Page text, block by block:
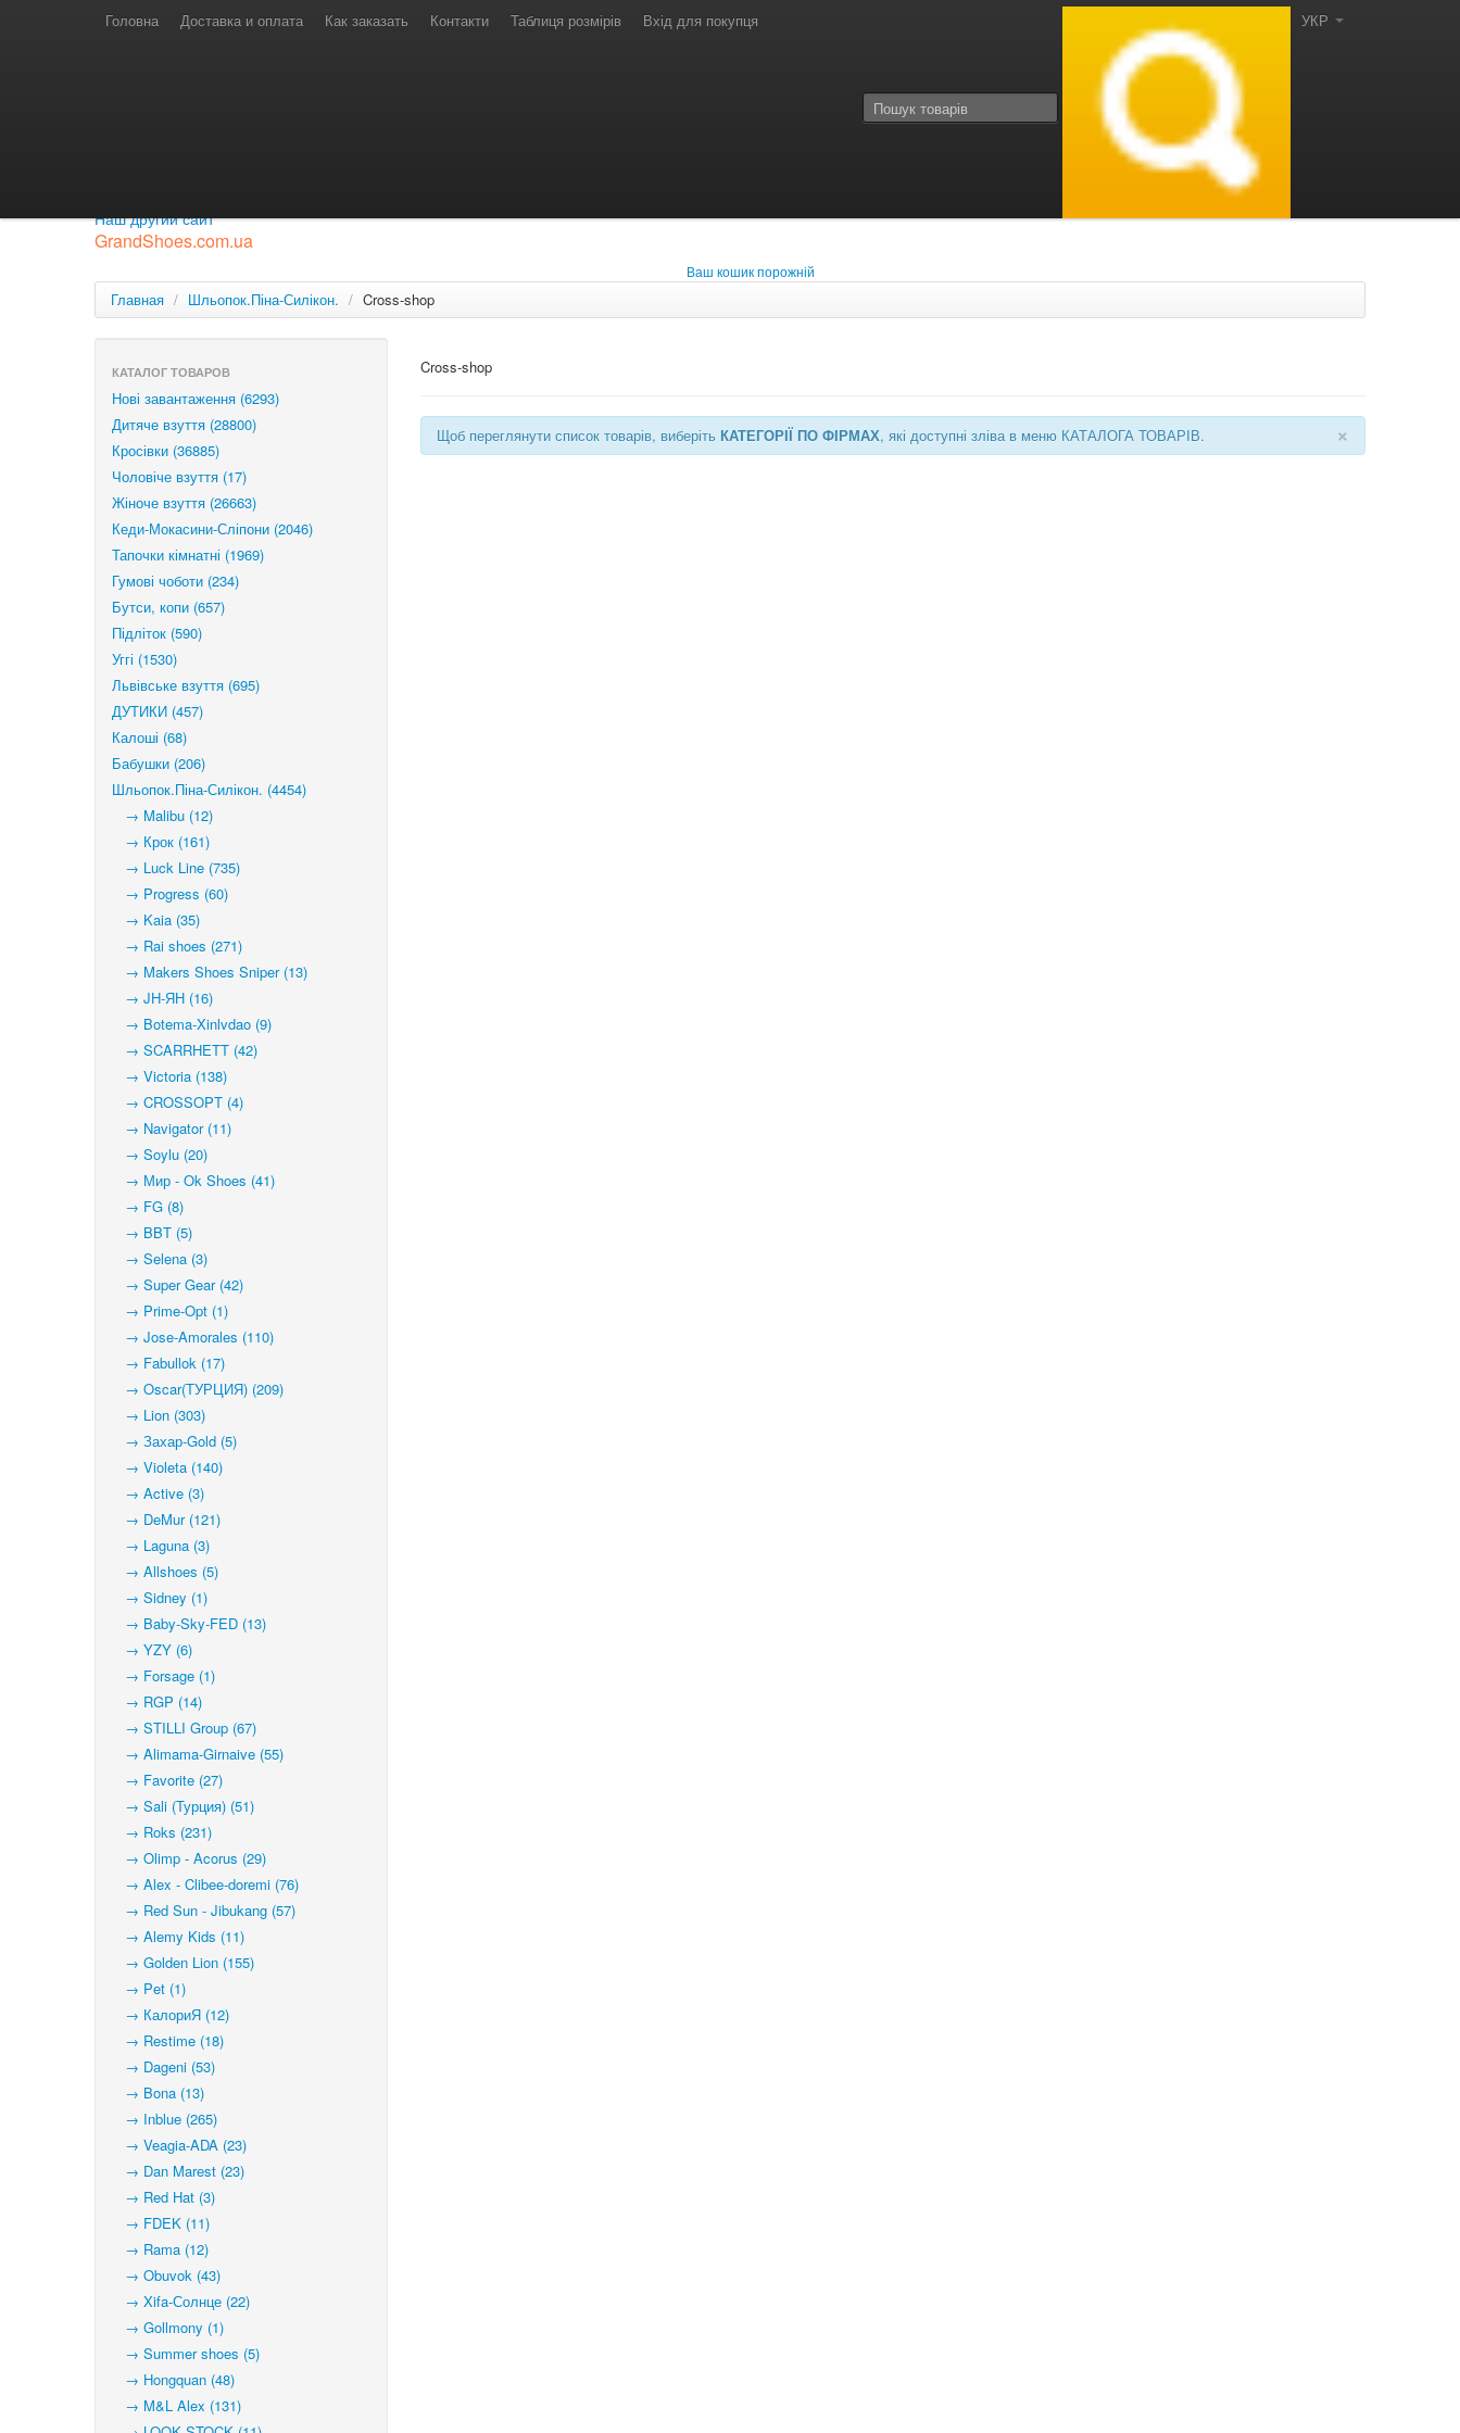
Головна Доставка и оплата Как заказать Контакти Таблиця розмірів Вхід для покупця УКР
Лайф: (063) 527-76-88 МТС: (050) 967-41-33
Наш другий сайт
GrandShoes.com.ua
Ваш кошик порожній
Главная / Шльопок.Піна-Силікон. / Cross-shop
КАТАЛОГ ТОВАРОВ
Нові завантаження (6293)
Дитяче взуття (28800)
Кросівки (36885)
Чоловіче взуття (17)
Жіноче взуття (26663)
Кеди-Мокасини-Сліпони (2046)
Тапочки кімнатні (1969)
Гумові чоботи (234)
Бутси, копи (657)
Підліток (590)
Уггі (1530)
Львівське взуття (695)
ДУТИКИ (457)
Калоші (68)
Бабушки (206)
Шльопок.Піна-Силікон. (4454)
→ Malibu (12)
→ Крок (161)
→ Luck Line (735)
→ Progress (60)
→ Kaia (35)
→ Rai shoes (271)
→ Makers Shoes Sniper (13)
→ JH-ЯН (16)
→ Botema-Xinlvdao (9)
→ SCARRHETT (42)
→ Victoria (138)
→ CROSSOPT (4)
→ Navigator (11)
→ Soylu (20)
→ Мир - Ok Shoes (41)
→ FG (8)
→ BBT (5)
→ Selena (3)
→ Super Gear (42)
→ Prime-Opt (1)
→ Jose-Amorales (110)
→ Fabullok (17)
→ Oscar(ТУРЦИЯ) (209)
→ Lion (303)
→ Захар-Gold (5)
→ Violeta (140)
→ Active (3)
→ DeMur (121)
→ Laguna (3)
→ Allshoes (5)
→ Sidney (1)
→ Baby-Sky-FED (13)
→ YZY (6)
→ Forsage (1)
→ RGP (14)
→ STILLI Group (67)
→ Alimama-Girnaive (55)
→ Favorite (27)
→ Sali (Турция) (51)
→ Roks (231)
→ Olimp - Acorus (29)
→ Alex - Clibee-doremi (76)
→ Red Sun - Jibukang (57)
→ Alemy Kids (11)
→ Golden Lion (155)
→ Pet (1)
→ КалориЯ (12)
→ Restime (18)
→ Dageni (53)
→ Bona (13)
→ Inblue (265)
→ Veagia-ADA (23)
→ Dan Marest (23)
→ Red Hat (3)
→ FDEK (11)
→ Rama (12)
→ Obuvok (43)
→ Xifa-Солнце (22)
→ Gollmony (1)
→ Summer shoes (5)
→ Hongquan (48)
→ M&L Alex (131)
Cross-shop
×
Щоб переглянути список товарів, виберіть КАТЕГОРІЇ ПО ФІРМАХ, які доступні зліва в меню КАТАЛОГА ТОВАРІВ.